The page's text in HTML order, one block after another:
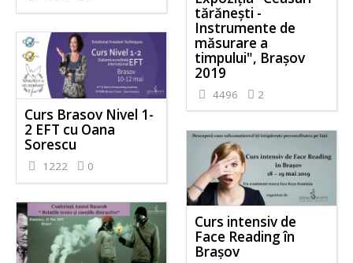
tărănești -
Instrumente de
măsurare a
timpului", Brașov
2019
4496 2
Curs Brasov Nivel 1-
2 EFT cu Oana
Sorescu
1222 0
Curs intensiv de
Face Reading în
Braşov